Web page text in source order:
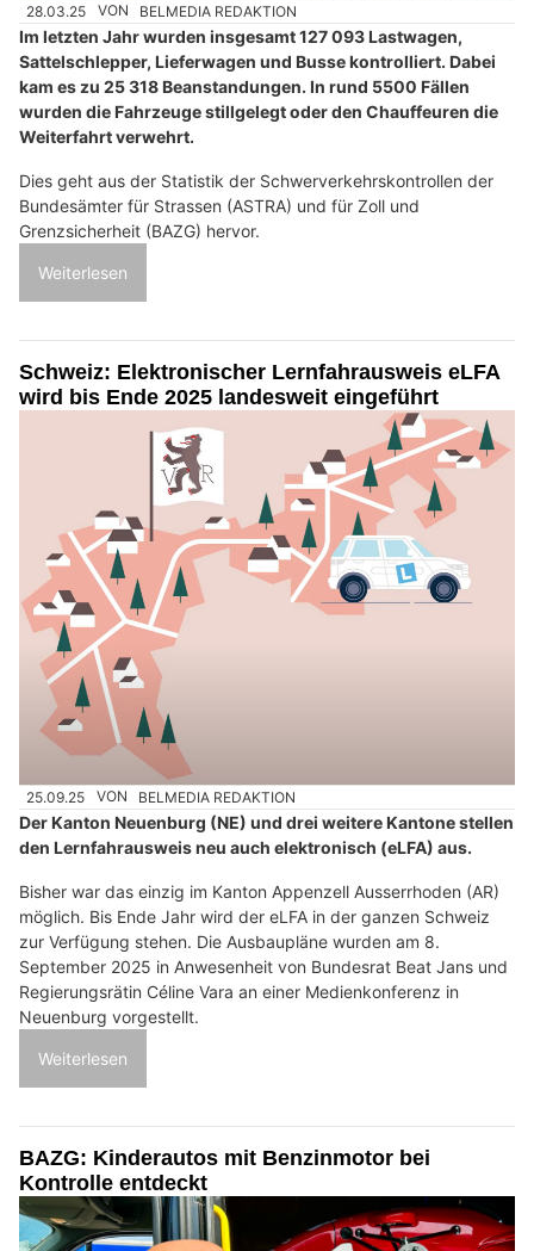
28.03.25 VON BELMEDIA REDAKTION
Im letzten Jahr wurden insgesamt 127 093 Lastwagen,
Sattelschlepper, Lieferwagen und Busse kontrolliert. Dabei
kam es zu 25 318 Beanstandungen. In rund 5500 Fällen
wurden die Fahrzeuge stillgelegt oder den Chauffeuren die
Weiterfahrt verwehrt.
Dies geht aus der Statistik der Schwerverkehrskontrollen der
Bundesämter für Strassen (ASTRA) und für Zoll und
Grenzsicherheit (BAZG) hervor.
Weiterlesen
Schweiz: Elektronischer Lernfahrausweis eLFA
wird bis Ende 2025 landesweit eingeführt
25.09.25 VON BELMEDIA REDAKTION
Der Kanton Neuenburg (NE) und drei weitere Kantone stellen
den Lernfahrausweis neu auch elektronisch (eLFA) aus.
Bisher war das einzig im Kanton Appenzell Ausserrhoden (AR)
möglich. Bis Ende Jahr wird der eLFA in der ganzen Schweiz
zur Verfügung stehen. Die Ausbaupläne wurden am 8.
September 2025 in Anwesenheit von Bundesrat Beat Jans und
Regierungsrätin Céline Vara an einer Medienkonferenz in
Neuenburg vorgestellt.
Weiterlesen
BAZG: Kinderautos mit Benzinmotor bei
Kontrolle entdeckt